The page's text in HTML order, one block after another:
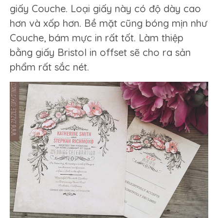
giấy Couche. Loại giấy này có độ dày cao
hơn và xốp hơn. Bề mặt cũng bóng mịn như
Couche, bám mực in rất tốt. Làm thiệp
bằng giấy Bristol in offset sẽ cho ra sản
phẩm rất sắc nét.